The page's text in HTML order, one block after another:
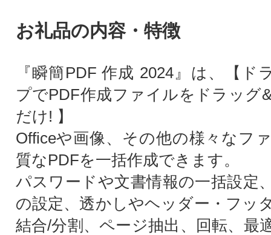
お礼品の内容・特徴
『瞬簡PDF 作成 2024』は、【ド
プでPDF作成ファイルをドラッグ
だけ! 】
Officeや画像、その他の様々なフ
質なPDFを一括作成できます。
パスワードや文書情報の一括設定
の設定、透かしやヘッダー・フッ
結合/分割、ページ抽出、回転、最